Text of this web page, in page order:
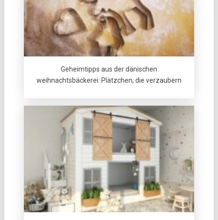
Geheimtipps aus der dänischen
weihnachtsbäckerei: Plätzchen, die verzaubern